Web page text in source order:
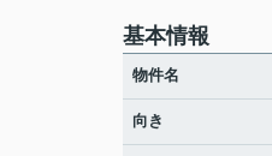
基本情報
物件名
向き